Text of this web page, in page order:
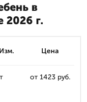
в
2026 г.
Цена
т от 1423 руб.